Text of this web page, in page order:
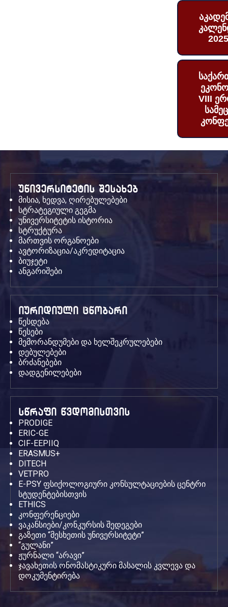
VIII
უნივერსიტეტის შესახებ
მისია, ხედვა, ღირებულებები
სტრატეგიული გეგმა
უნივერსიტეტის ისტორია
სტრუქტურა
მართვის ორგანოები
ავტორიზაცია/აკრედიტაცია
ბიუჯეტი
ანგარიშები
იურიდიული ცნობარი
წესდება
წესები
მემორანდუმები და ხელშეკრულებები
დებულებები
ბრძანებები
დადგენილებები
სწრაფი წვდომისთვის
PRODIGE
ERIC-GE
CIF-EEPIIQ
ERASMUS+
DITECH
VETPRO
E-PSY ფსიქოლოგიური კონსულტაციების ცენტრი
სტუდენტებისთვის
ETHICS
კონფერენციები
ვაკანსიები/კონკურსის შედეგები
გაზეთი “მესხეთის უნივერსიტეტი”
“გულანი”
ჟურნალი “არავი”
ჯავახეთის ონომასტიკური მასალის კვლევა და
დოკუმენტირება